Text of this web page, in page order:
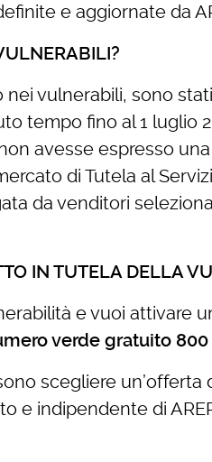
e aggiornate da
vulnerabili, sono
tempo fino al 1 luglio
avesse espresso
di Tutela al
da venditori
IN TUTELA DELLA
e vuoi attivare
verde gratuito 800
scegliere
e indipendente di